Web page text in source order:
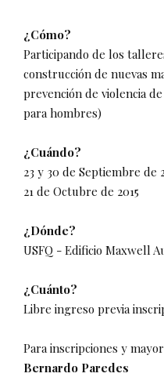
¿Cómo?
Participando de los
construcción de nuevas
prevención de violencia
para hombres)
¿Cuándo?
23 y 30 de Septiembre de
21 de Octubre de 2015
¿Dónde?
USFQ - Edificio Maxwell
¿Cuánto?
Libre ingreso previa
Para inscripciones y
Bernardo Paredes